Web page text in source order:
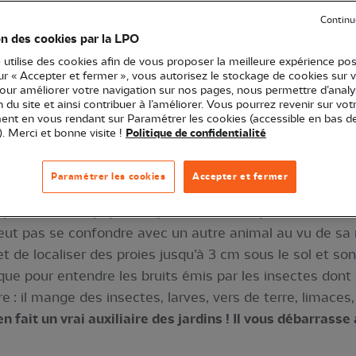
hérisson est un véritable allié du jardinier
la loi*, le hérisson d’Europe est présent sur tout
Il habite les prairies, petits bois, haies et
milieux sont trop ouverts et accueillent des
urbaine et urbaine
, dans un domaine vital
des piquants (plus de 5000 ! qui sont en
pas se confondre avec un autre animal au vu de sa
de localiser des proies jusqu’à 3 cm sous le sol et
pour entendre les bruits émis par les insectes
: il mange des insectes, larves, vers de terre,
fait un vrai auxiliaire des jardins ! Il vous débarrasse
des cookies par la LPO
utilise des cookies afin de vous proposer la meilleure expérience
« Accepter et fermer », vous autorisez le stockage de cookies sur
améliorer votre navigation sur nos pages, nous permettre
du site et ainsi contribuer à l’améliorer. Vous pourrez revenir sur
en vous rendant sur Paramétrer les cookies (accessible en bas
Merci et bonne visite ! Politique de confidentialité
Accepter et fermer
Paramétrer les cookies